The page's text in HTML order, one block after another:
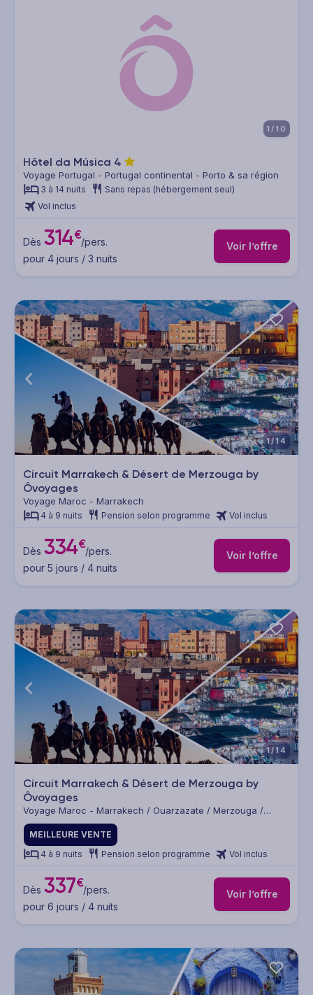
1/10
Hôtel da Música 4
Voyage Portugal - Portugal continental - Porto & sa région
3 à 14 nuits
Sans repas (hébergement seul)
Vol inclus
Dès 314€/pers.
pour 4 jours / 3 nuits
Voir l’offre
1/14
Circuit Marrakech & Désert de Merzouga by
Ôvoyages
Voyage Maroc - Marrakech
4 à 9 nuits Pension selon programme Vol inclus
Dès 334€/pers.
pour 5 jours / 4 nuits
Voir l’offre
1/14
Circuit Marrakech & Désert de Merzouga by
Ôvoyages
Voyage Maroc - Marrakech / Ouarzazate / Merzouga /
Marrakech
MEILLEURE VENTE
4 à 9 nuits
Pension selon programme Vol inclus
Dès 337€/pers.
pour 6 jours / 4 nuits
Voir l’offre